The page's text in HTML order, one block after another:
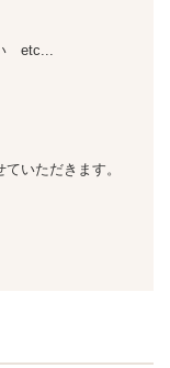
etc...
いただきます。